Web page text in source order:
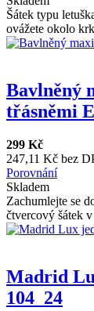
Šátek typu
ovážete okolo
Bavlněný
třásněmi
299 Kč
247,11 Kč bez
Porovnání
Skladem
Zachumlejte se
čtvercový šátek
Madrid
104_24